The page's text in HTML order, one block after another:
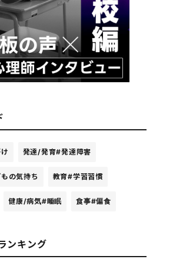
発達/発育#発達障害
の気持ち 教育#学習習慣
健康/病気#睡眠 食事#偏食
ンキング